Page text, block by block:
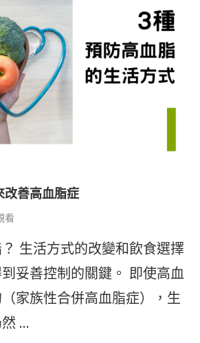
改善高血脂症
看
生活方式的改變和飲食選擇
妥善控制的關鍵。 即使高血
家族性合併高血脂症），生
…